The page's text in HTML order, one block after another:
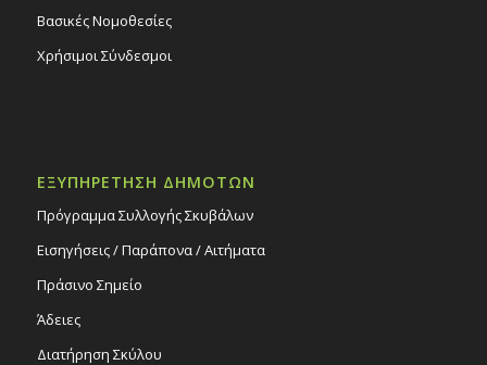
Βασικές Νομοθεσίες
Χρήσιμοι Σύνδεσμοι
ΕΞΥΠΗΡΕΤΗΣΗ ΔΗΜΟΤΩΝ
Πρόγραμμα Συλλογής Σκυβάλων
Εισηγήσεις / Παράπονα / Αιτήματα
Πράσινο Σημείο
Άδειες
Διατήρηση Σκύλου